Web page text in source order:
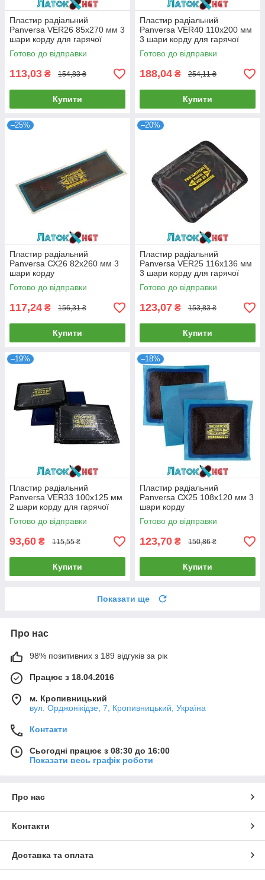
Пластир радіальний
Panversa VER26 85х270 мм 3
шари корду для гарячої
вулканізації
Готово до відправки
113,03 ₴ 154,83 ₴
Купити
Пластир радіальний
Panversa VER40 110х200 мм
3 шари корду для гарячої
вулканізації
Готово до відправки
188,04 ₴ 254,11 ₴
Купити
–25%
Пластир радіальний
Panversa СХ26 82х260 мм 3
шари корду
Готово до відправки
117,24 ₴ 156,31 ₴
Купити
–20%
Пластир радіальний
Panversa VER25 116х136 мм
3 шари корду для гарячої
вулканізації
Готово до відправки
123,07 ₴ 153,83 ₴
Купити
–19%
Пластир радіальний
Panversa VER33 100х125 мм
2 шари корду для гарячої
вулканізації
Готово до відправки
93,60 ₴ 115,55 ₴
Купити
–18%
Пластир радіальний
Panversa СХ25 108х120 мм 3
шари корду
Готово до відправки
123,70 ₴ 150,86 ₴
Купити
Показати ще
Про нас
98% позитивних з 189 відгуків за рік
Працює з 18.04.2016
м. Кропивницький
вул. Орджонікідзе, 7, Кропивницький, Україна
Контакти
Сьогодні працює з 08:30 до 16:00
Показати весь графік роботи
Про нас
Контакти
Доставка та оплата